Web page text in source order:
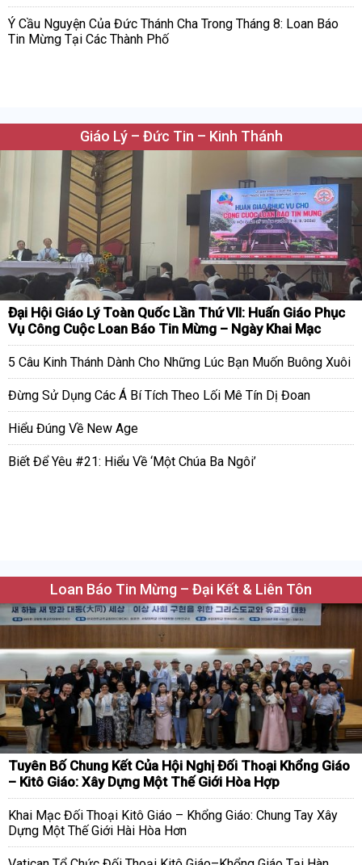
Ý Cầu Nguyện Của Đức Thánh Cha Trong Tháng 8: Loan Báo
Tin Mừng Tại Các Thành Phố
Giáo Lý – Đức Tin – Kinh Thánh
Đại Hội Giáo Lý Toàn Quốc Lần Thứ VII: Huấn Giáo Phục
Vụ Công Cuộc Loan Báo Tin Mừng – Ngày Khai Mạc
5 Câu Kinh Thánh Dành Cho Những Lúc Bạn Muốn Buông Xuôi
Đừng Sử Dụng Các Á Bí Tích Theo Lối Mê Tín Dị Đoan
Hiểu Đúng Về New Age
Biết Để Yêu #21: Hiểu Về ‘Một Chúa Ba Ngôi’
Loan Báo Tin Mừng – Đại Kết & Liên Tôn
Tuyên Bố Chung Kết Của Hội Nghị Đối Thoại Khổng Giáo
– Kitô Giáo: Xây Dựng Một Thế Giới Hòa Hợp
Khai Mạc Đối Thoại Kitô Giáo – Khổng Giáo: Chung Tay Xây
Dựng Một Thế Giới Hài Hòa Hơn